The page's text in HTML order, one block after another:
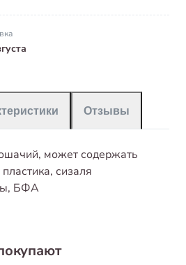
Отзывы
может содержать
сизаля
БФА